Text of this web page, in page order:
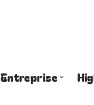
Entreprise